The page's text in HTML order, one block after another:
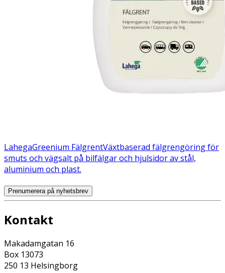
LahegaGreenium FälgrentVäxtbaserad fälgrengöring för
smuts och vägsalt på bilfälgar och hjulsidor av stål,
aluminium och plast.
Prenumerera på nyhetsbrev
Kontakt
Makadamgatan 16
Box 13073
250 13 Helsingborg